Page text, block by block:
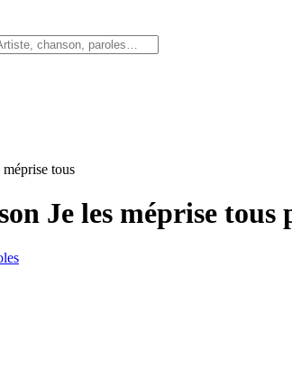
méprise tous
Je les méprise tous